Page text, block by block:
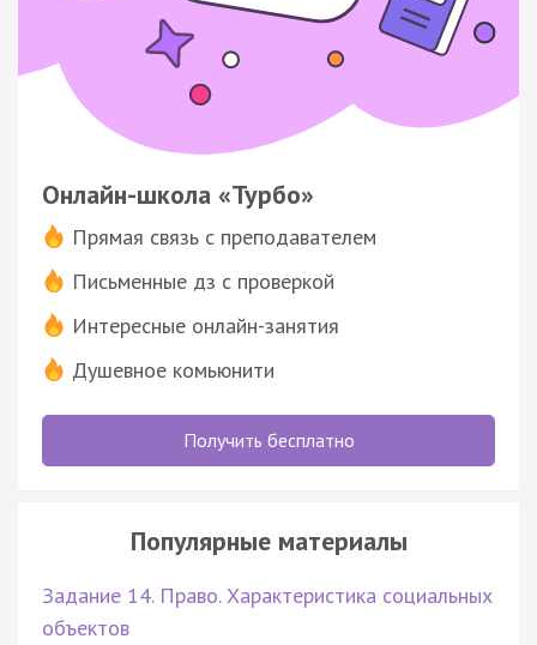
Онлайн-школа «Турбо»
Прямая связь с преподавателем
Письменные дз с проверкой
Интересные онлайн-занятия
Душевное комьюнити
Получить бесплатно
Популярные материалы
Задание 14. Право. Характеристика социальных
объектов